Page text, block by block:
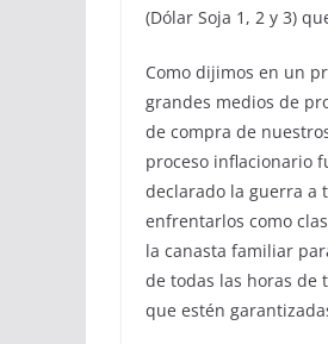
(Dólar Soja 1, 2 y 3)
Como dijimos en un
grandes medios de
de compra de
proceso inflacionario
declarado la guerra a
enfrentarlos como
la canasta familiar
de todas las horas de
que estén